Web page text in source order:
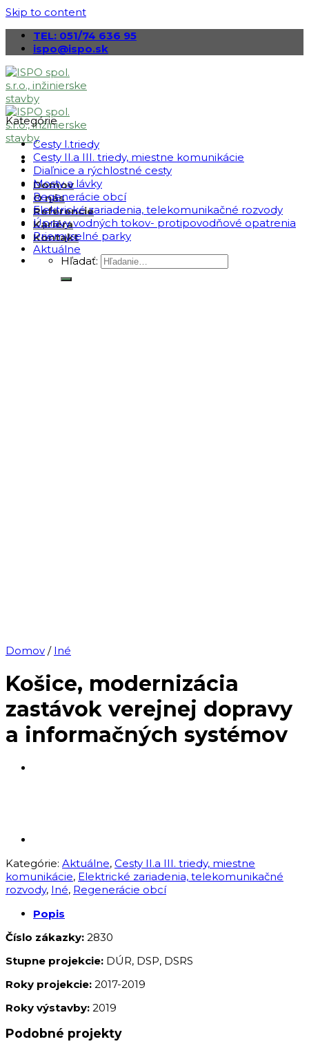
Skip to content
TEL: 051/74 636 95
ispo@ispo.sk
Domov
O nás
Referencie
Kariéra
Kontakt
Hľadať:
Kategórie
Cesty I.triedy
Cesty II.a III. triedy, miestne komunikácie
Diaľnice a rýchlostné cesty
Mosty a lávky
Regenerácie obcí
Elektrické zariadenia, telekomunikačné rozvody
Úpravy vodných tokov- protipovodňové opatrenia
Priemyselné parky
Aktuálne
Domov / Iné
Košice, modernizácia
zastávok verejnej dopravy
a informačných systémov
Kategórie: Aktuálne, Cesty II.a III. triedy, miestne
komunikácie, Elektrické zariadenia, telekomunikačné
rozvody, Iné, Regenerácie obcí
Popis
Číslo zákazky: 2830
Stupne projekcie: DÚR, DSP, DSRS
Roky projekcie: 2017-2019
Roky výstavby: 2019
Podobné projekty